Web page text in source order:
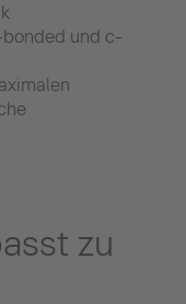
bonded und c-
zu